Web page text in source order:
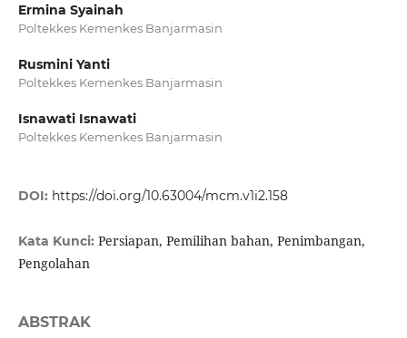
Ermina Syainah
Poltekkes Kemenkes Banjarmasin
Rusmini Yanti
Poltekkes Kemenkes Banjarmasin
Isnawati Isnawati
Poltekkes Kemenkes Banjarmasin
DOI: https://doi.org/10.63004/mcm.v1i2.158
Kata Kunci: Persiapan, Pemilihan bahan, Penimbangan,
Pengolahan
ABSTRAK